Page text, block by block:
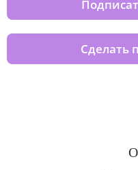
Сделать